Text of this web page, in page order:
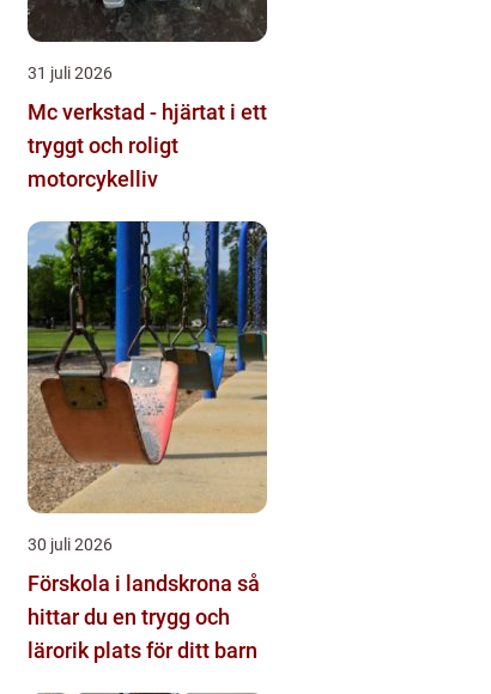
31 juli 2026
Mc verkstad - hjärtat i ett
tryggt och roligt
motorcykelliv
30 juli 2026
Förskola i landskrona så
hittar du en trygg och
lärorik plats för ditt barn